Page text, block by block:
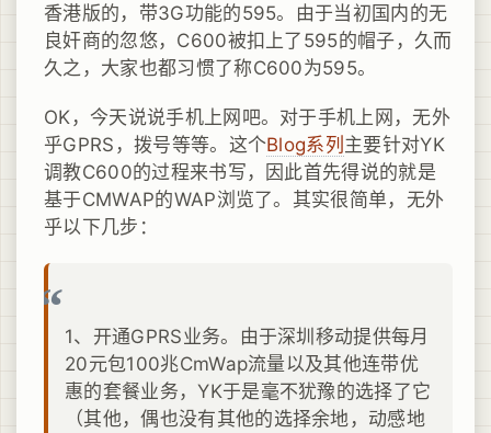
香港版的，带3G功能的595。由于当初国内的无
良奸商的忽悠，C600被扣上了595的帽子，久而
久之，大家也都习惯了称C600为595。
OK，今天说说手机上网吧。对于手机上网，无外
乎GPRS，拨号等等。这个Blog系列 主要针对YK
调教C600的过程来书写，因此首先得说的就是
基于CMWAP的WAP浏览了。其实很简单，无外
乎以下几步：
1、开通GPRS业务。由于深圳移动提供每月
20元包100兆CmWap流量以及其他连带优
惠的套餐业务，YK于是毫不犹豫的选择了它
（其他，偶也没有其他的选择余地，动感地